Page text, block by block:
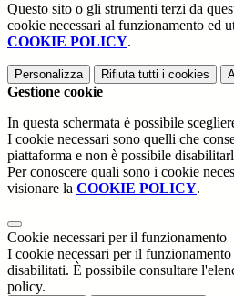
Questo sito o gli strumenti terzi da
cookie necessari al funzionamento ed
COOKIE POLICY.
Personalizza Rifiuta tutti i cookies
Gestione cookie
In questa schermata è possibile
I cookie necessari sono quelli che
piattaforma e non è possibile
Per conoscere quali sono i cookie
visionare la COOKIE POLICY.
Cookie necessari per il funzionamento
I cookie necessari per il funzionamento
disabilitati. È possibile consultare
policy.